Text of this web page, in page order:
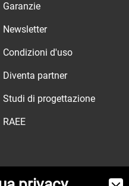
Garanzie
Newsletter
Condizioni d'uso
Diventa partner
Studi di progettazione
RAEE